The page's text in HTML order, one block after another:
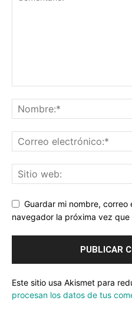
Guardar mi nombre,
navegador la próxima vez que
Este sitio usa Akismet para
procesan los datos de tus